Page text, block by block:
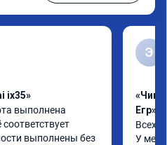
ix35»
выполнена
выполнены без
Э
«Чип
Егр»
Всех
У